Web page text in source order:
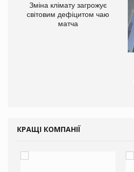
Зміна клімату загрожує
світовим дефіцитом чаю
матча
КРАЩІ КОМПАНІЇ